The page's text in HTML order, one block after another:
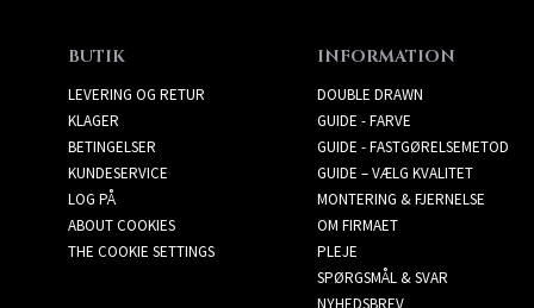
BUTIK
LEVERING OG RETUR
KLAGER
BETINGELSER
KUNDESERVICE
LOG PÅ
ABOUT COOKIES
THE COOKIE SETTINGS
INFORMATION
DOUBLE DRAWN
GUIDE - FARVE
GUIDE - FASTGØRELSEMETOD
GUIDE – VÆLG KVALITET
MONTERING & FJERNELSE
OM FIRMAET
PLEJE
SPØRGSMÅL & SVAR
NYHEDSBREV